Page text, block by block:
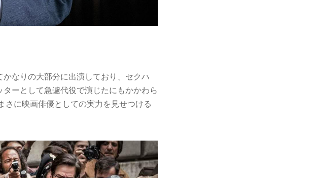
なりの大部分に出演しており、セクハ
ーとして急遽代役で演じたにもかかわら
さに映画俳優としての実力を見せつける